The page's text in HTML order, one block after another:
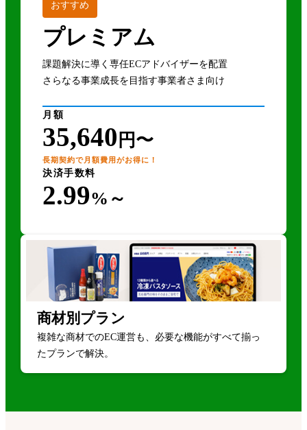
おすすめ
プレミアム
課題解決に導く専任ECアドバイザーを配置
さらなる事業成長を目指す事業者さま向け
月額
35,640 円〜
長期契約で月額費用がお得に！
決済手数料
2.99%～
商材別プラン
複雑な商材でのEC運営も、必要な機能がすべて揃っ
たプランで解決。